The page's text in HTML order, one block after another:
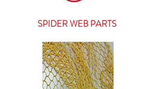
SPIDER WEB PARTS